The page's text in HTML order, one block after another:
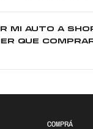
MI AUTO A
QUE
COMPRÁ